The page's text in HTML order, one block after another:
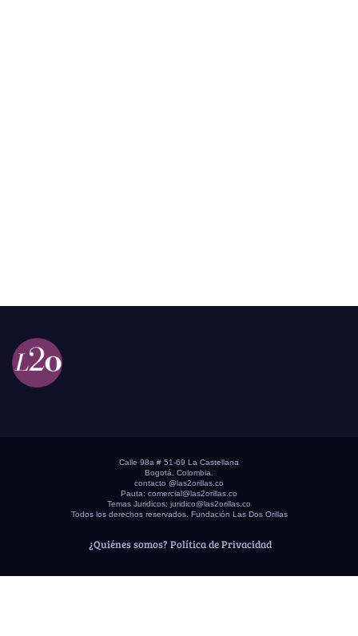
Calle 98a # 51-69 La Castellana
Bogotá, Colombia.
contacto @las2orillas.co
Pauta: comercial@las2orillas.co
Temas Juridicos: juridico@las2orillas.co
Todos los derechos reservados. Fundación Las Dos Orillas
¿Quiénes somos? Política de Privacidad